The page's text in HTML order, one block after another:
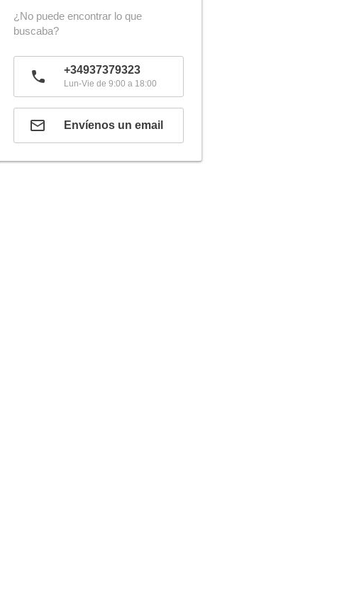
¿No puede encontrar lo que
buscaba?
+34937379323
Lun-Vie de 9:00 a 18:00
Envíenos un email